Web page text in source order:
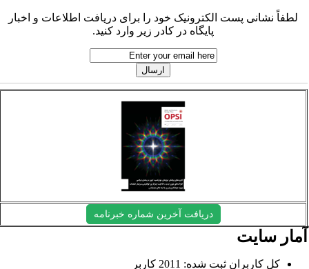
لطفاً نشانی پست الکترونیک خود را برای دریافت اطلاعات و اخبار
پایگاه در کادر زیر وارد کنید.
دریافت آخرین شماره خبرنامه
سایت
کل کاربران ثبت شده: 2011 کاربر